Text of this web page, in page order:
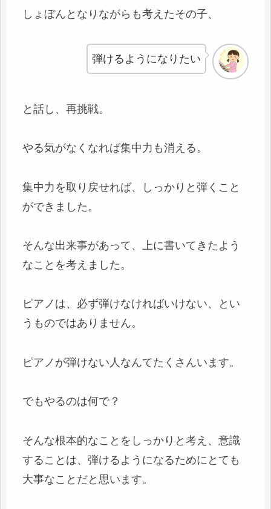
しょぼんとなりながらも考えたその子、
弾けるようになりたい
と話し、再挑戦。
やる気がなくなれば集中力も消える。
集中力を取り戻せれば、しっかりと弾くこと
ができました。
そんな出来事があって、上に書いてきたよう
なことを考えました。
ピアノは、必ず弾けなければいけない、とい
うものではありません。
ピアノが弾けない人なんてたくさんいます。
でもやるのは何で？
そんな根本的なことをしっかりと考え、意識
することは、弾けるようになるためにとても
大事なことだと思います。